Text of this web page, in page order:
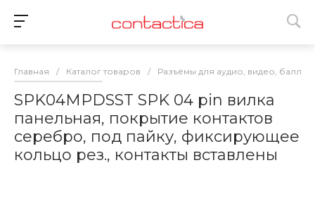
Главная / Каталог товаров / Разъёмы для аудио, видео,
SPK04MPDSST SPK 04 pin вилка
панельная, покрытие контактов
серебро, под пайку, фиксирующее
кольцо рез., контакты вставлены